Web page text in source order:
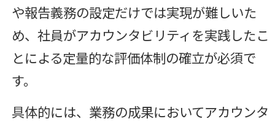
や報告義務の設定だけでは実現が難しいた
め、社員がアカウンタビリティを実践したこ
とによる定量的な評価体制の確立が必須で
す。
具体的には、業務の成果においてアカウンタ